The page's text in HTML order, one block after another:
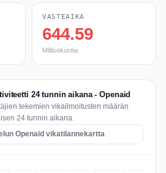
VASTEAIKA
644.59
Millisekuntia
24 tunnin aikana - Openaid
tekemien vikailmoitusten määrän
24 tunnin aikana.
Openaid vikatilannekartta